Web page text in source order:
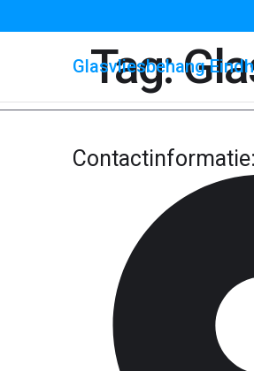
Glasvliesbehang
Tag:
Contactinformatie: